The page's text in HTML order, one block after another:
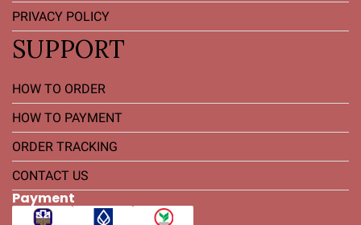
PRIVACY POLICY
SUPPORT
HOW TO ORDER
HOW TO PAYMENT
ORDER TRACKING
CONTACT US
Payment